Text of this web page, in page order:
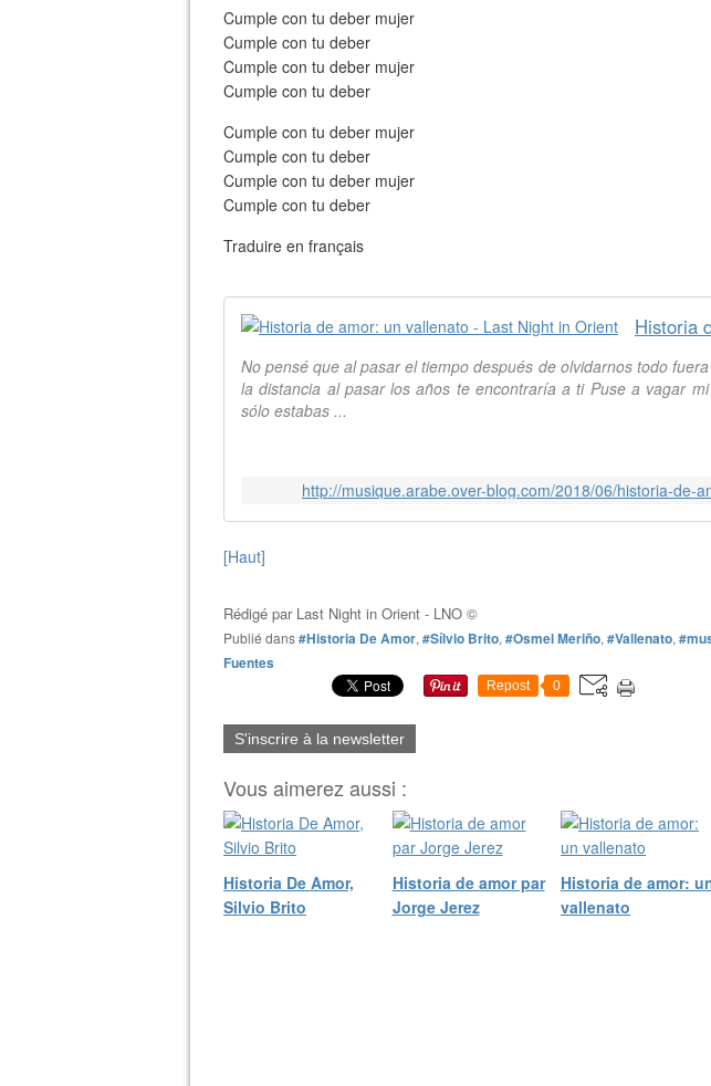
Cumple con tu deber mujer
Cumple con tu deber
Cumple con tu deber mujer
Cumple con tu deber
Cumple con tu deber mujer
Cumple con tu deber
Cumple con tu deber mujer
Cumple con tu deber
Traduire en français
No pensé que al pasar el tiempo después de olvidarnos todo
la distancia al pasar los años te encontraría a ti Puse a vagar
sólo estabas ...
http://musique.arabe.over-blog.com/2018/06/historia-de-
[Haut]
Rédigé par Last Night in Orient - LNO ©
Publié dans#Historia De Amor, #Sílvio Brito, #Osmel Meriño, #Vallenato,
Fuentes
Repost 0
S'inscrire à la newsletter
Vous aimerez aussi :
Historia De Amor,
Silvio Brito
Historia de amor par
Jorge Jerez
Historia de amor:
vallenato